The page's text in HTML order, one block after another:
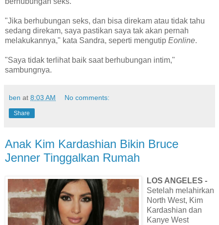
"Jika berhubungan seks, dan bisa direkam atau tidak tahu
sedang direkam, saya pastikan saya tak akan pernah
melakukannya," kata Sandra, seperti mengutip Eonline.
"Saya tidak terlihat baik saat berhubungan intim,"
sambungnya.
ben at 8:03 AM No comments:
Share
Anak Kim Kardashian Bikin Bruce
Jenner Tinggalkan Rumah
LOS ANGELES -
Setelah melahirkan
North West, Kim
Kardashian dan
Kanye West